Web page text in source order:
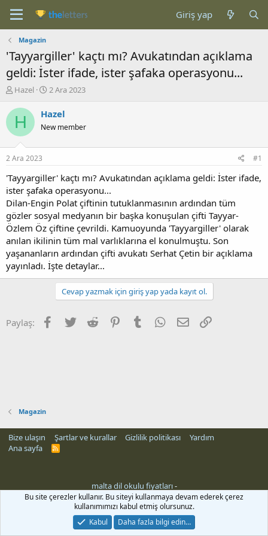
Giriş yap
Magazin
'Tayyargiller' kaçtı mı? Avukatından açıklama
geldi: İster ifade, ister şafaka operasyonu...
K
n
b
u
u
b
a
ş
l
a
t
a
n
Hazel
B
ş
a
ç
a
r
i
h
i
2 Ara 2023
H Hazel
New member
2 Ara 2023 #1
'Tayyargiller' kaçtı mı? Avukatından açıklama geldi: İster ifade,
ister şafaka operasyonu...
Dilan-Engin Polat çiftinin tutuklanmasının ardından tüm
gözler sosyal medyanın bir başka konuşulan çifti Tayyar-
Özlem Öz çiftine çevrildi. Kamuoyunda 'Tayyargiller' olarak
anılan ikilinin tüm mal varlıklarına el konulmuştu. Son
yaşananların ardından çifti avukatı Serhat Çetin bir açıklama
yayınladı. İşte detaylar...
Cevap yazmak için giriş yap yada kayıt ol.
Paylaş: Facebook
Twitter Reddit PinterestTumblr WhatsApp
E-posta
Magazin
Bize ulaşın Şartlar ve kurallar Gizlilik politikası
Yardım
Ana sayfa
R
malta dil okulu fiyatları-
Bu site çerezler kullanır. Bu siteyi kullanmaya devam ederek çerez
kullanımımızı kabul etmiş olursunuz.
Kabul
Daha fazla bilgi edin…